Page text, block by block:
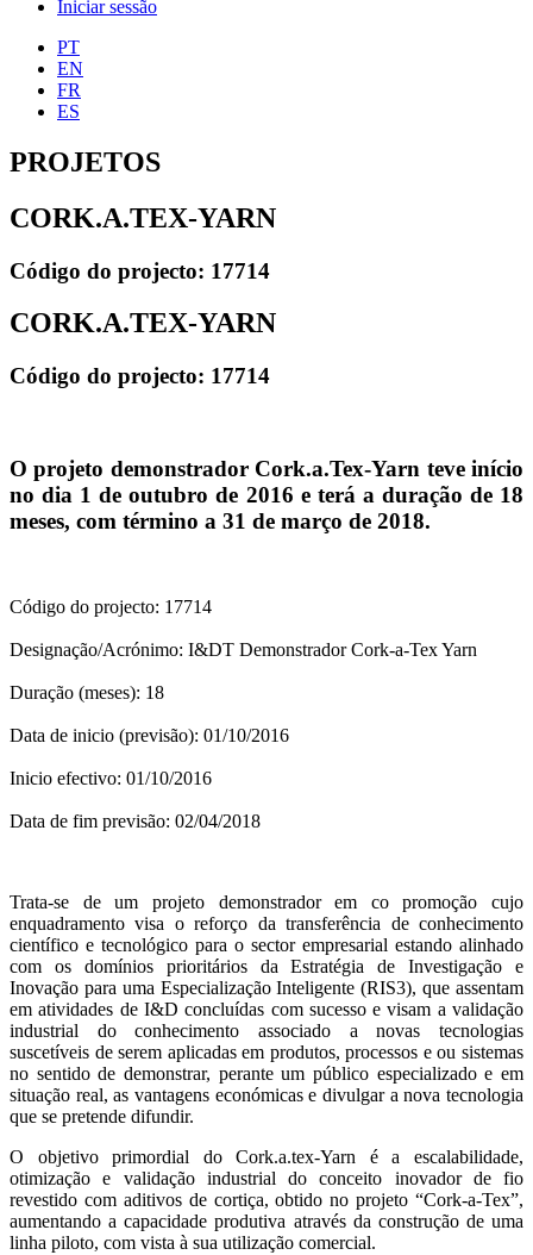
Iniciar sessão
PT
EN
FR
ES
PROJETOS
CORK.A.TEX-YARN
Código do projecto: 17714
CORK.A.TEX-YARN
Código do projecto: 17714
O projeto demonstrador Cork.a.Tex-Yarn teve início
no dia 1 de outubro de 2016 e terá a duração de 18
meses, com término a 31 de março de 2018.
Código do projecto: 17714
Designação/Acrónimo: I&DT Demonstrador Cork-a-Tex Yarn
Duração (meses): 18
Data de inicio (previsão): 01/10/2016
Inicio efectivo: 01/10/2016
Data de fim previsão: 02/04/2018
Trata-se de um projeto demonstrador em co promoção cujo
enquadramento visa o reforço da transferência de conhecimento
científico e tecnológico para o sector empresarial estando alinhado
com os domínios prioritários da Estratégia de Investigação e
Inovação para uma Especialização Inteligente (RIS3), que assentam
em atividades de I&D concluídas com sucesso e visam a validação
industrial do conhecimento associado a novas tecnologias
suscetíveis de serem aplicadas em produtos, processos e ou sistemas
no sentido de demonstrar, perante um público especializado e em
situação real, as vantagens económicas e divulgar a nova tecnologia
que se pretende difundir.
O objetivo primordial do Cork.a.tex-Yarn é a escalabilidade,
otimização e validação industrial do conceito inovador de fio
revestido com aditivos de cortiça, obtido no projeto “Cork-a-Tex”,
aumentando a capacidade produtiva através da construção de uma
linha piloto, com vista à sua utilização comercial.